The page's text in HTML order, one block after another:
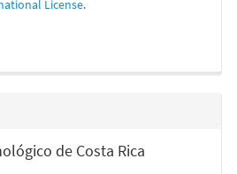
License.
de Costa Rica